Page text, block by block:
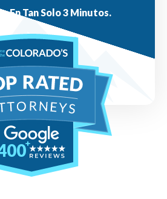
En Tan Solo 3 Minutos.